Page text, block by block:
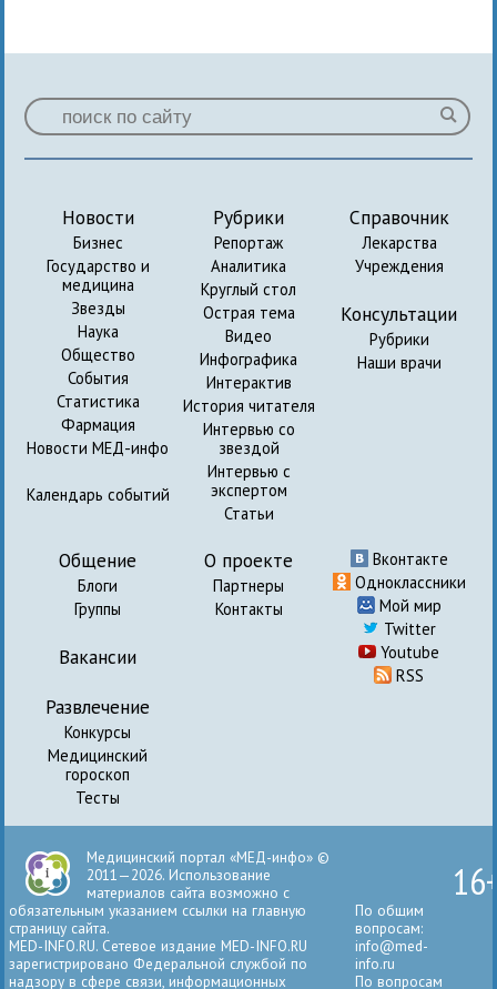
Новости
Бизнес
Государство и
медицина
Звезды
Наука
Общество
События
Статистика
Фармация
Новости МЕД-инфо
Календарь событий
Рубрики
Репортаж
Аналитика
Круглый стол
Острая тема
Видео
Инфографика
Интерактив
История читателя
Интервью со
звездой
Интервью с
экспертом
Статьи
Справочник
Лекарства
Учреждения
Консультации
Рубрики
Наши врачи
Общение
Блоги
Группы
Вакансии
Развлечение
Конкурсы
Медицинский
гороскоп
Тесты
О проекте
Партнеры
Контакты
Вконтакте
Одноклассники
Мой мир
Twitter
Youtube
RSS
Медицинский портал «МЕД-инфо» ©
2011—2026. Использование
материалов сайта возможно с
обязательным указанием ссылки на главную
страницу сайта.
MED-INFO.RU. Сетевое издание MED-INFO.RU
зарегистрировано Федеральной службой по
надзору в сфере связи, информационных
По общим
вопросам:
info@med-
info.ru
По вопросам